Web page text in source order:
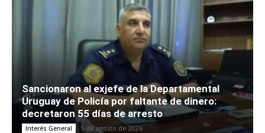
Sancionaron al exjefe de la Departamental
Uruguay de Policía por faltante de dinero:
decretaron 55 días de arresto
Interés General 5 de agosto de 2026